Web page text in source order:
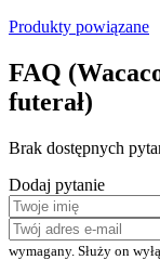
Produkty powiązane
FAQ
futerał)
Brak dostępnych
Dodaj pytanie
wymagany. Służy on